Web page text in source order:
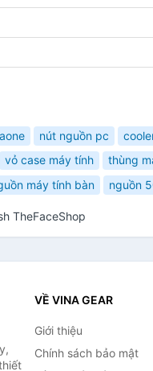
nút nguồn pc
vỏ case máy tính thùng
máy tính bàn nguồn
TheFaceShop
VỀ VINA GEAR
Giới thiệu
Chính sách bảo mật